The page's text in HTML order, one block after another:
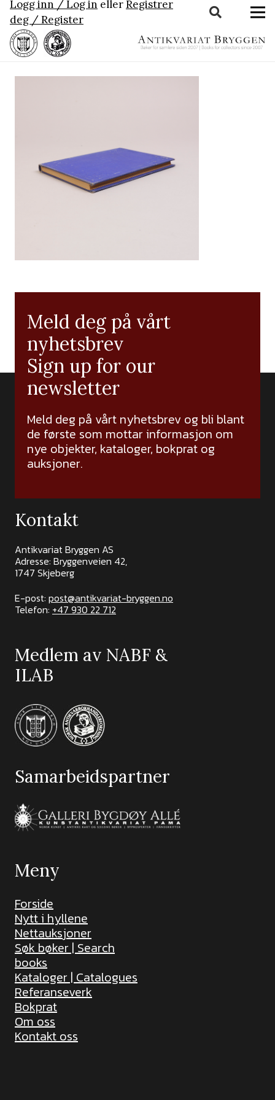
Logg inn / Log in ellerRegistrer
deg / Register
Meld deg på vårt
nyhetsbrev
Sign up for our
newsletter
Meld deg på vårt nyhetsbrev og bli blant
de første som mottar informasjon om
nye objekter, kataloger, bokprat og
auksjoner.
Kontakt
Antikvariat Bryggen AS
Adresse: Bryggenveien 42,
1747 Skjeberg
E-post: post@antikvariat-bryggen.no
Telefon: +47 930 22 712
Medlem av NABF &
ILAB
Samarbeidspartner
Meny
Forside
Nytt i hyllene
Nettauksjoner
Søk bøker | Search
books
Kataloger | Catalogues
Referanseverk
Bokprat
Om oss
Kontakt oss